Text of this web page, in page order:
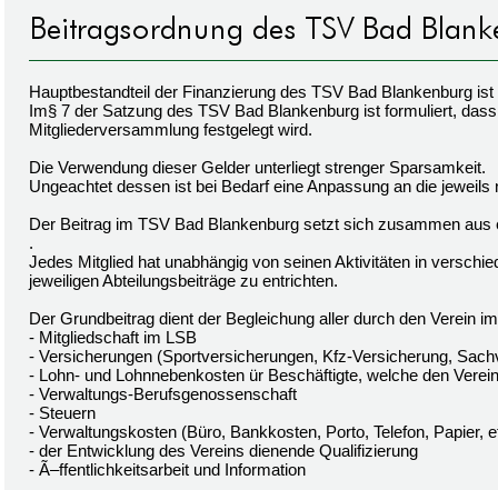
Hauptbestandteil der Finanzierung des TSV Bad Blankenburg
Im§ 7 der Satzung des TSV Bad Blankenburg ist formuliert,
Mitgliederversammlung festgelegt wird.
Die Verwendung dieser Gelder unterliegt strenger Sparsamkeit.
Ungeachtet dessen ist bei Bedarf eine Anpassung an die
Der Beitrag im TSV Bad Blankenburg setzt sich zusammen
.
Jedes Mitglied hat unabhängig von seinen Aktivitäten in
jeweiligen Abteilungsbeiträge zu entrichten.
Der Grundbeitrag dient der Begleichung aller durch den Verein
- Mitgliedschaft im LSB
- Versicherungen (Sportversicherungen, Kfz-Versicherung,
- Lohn- und Lohnnebenkosten ür Beschäftigte, welche den
- Verwaltungs-Berufsgenossenschaft
- Steuern
- Verwaltungskosten (Büro, Bankkosten, Porto, Telefon, Papier,
- der Entwicklung des Vereins dienende Qualifizierung
- Ã–ffentlichkeitsarbeit und Information